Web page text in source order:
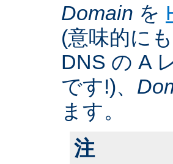
Domain を
(意味的に
DNS の A
です!)、
ます。
注